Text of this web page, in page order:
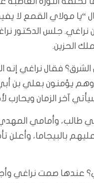
مولاي القمع لا
نراغي. جلس
الحزين.
فقال نراغي
يؤمنون بعلي بن
آخر الزمان ويحارب
طالب، وأمامي
بالبيجاما، وأعلن
عندها صمت نراغي